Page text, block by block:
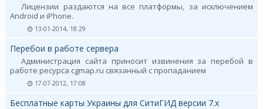
Лицензии раздаются на все платформы, за исключением
Android и iPhone.
13-01-2014, 18:29
Перебои в работе сервера
Администрация сайта приносит извинения за перебой в
работе ресурса cgmap.ru связанный с пропаданием
17-07-2012, 17:08
Бесплатные карты Украины для СитиГИД версии 7.х